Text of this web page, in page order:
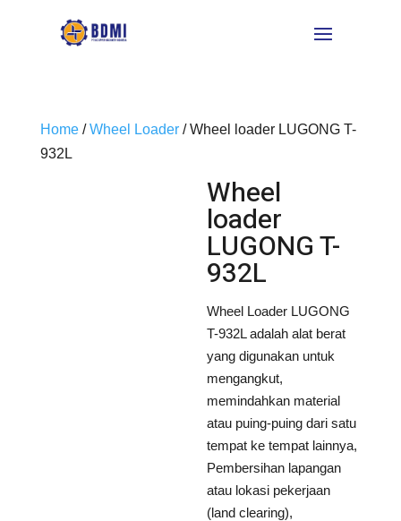
Home/Wheel Loader/ Wheel loader LUGONG T-
932L
Wheel
loader
LUGONG T-
932L
Wheel Loader LUGONG
T-932L adalah alat berat
yang digunakan untuk
mengangkut,
memindahkan material
atau puing-puing dari satu
tempat ke tempat lainnya,
Pembersihan lapangan
atau lokasi pekerjaan
(land clearing),